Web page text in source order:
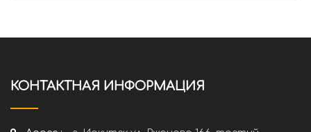
КОНТАКТНАЯ ИНФОРМАЦИЯ